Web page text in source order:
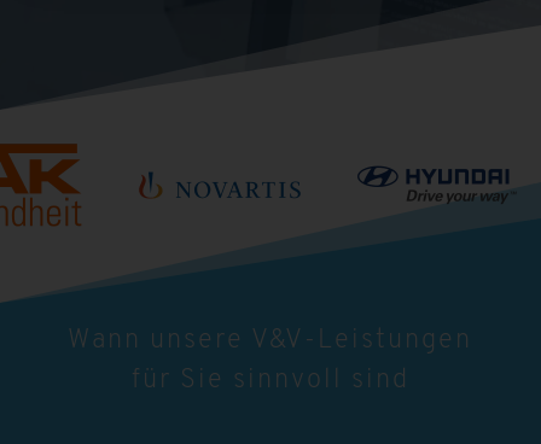
Wann unsere V&V-Leistungen
für Sie sinnvoll sind